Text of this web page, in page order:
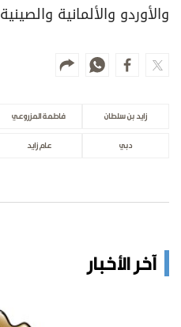
والأوردو والألمانية والصينية.
زايد بن سلطان فاطمة المزروعي
دبي عام زايد
آخر الأخبار